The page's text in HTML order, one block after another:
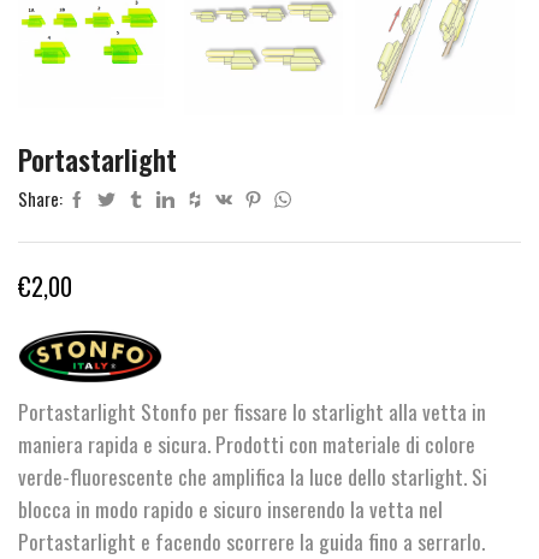
Portastarlight
Share:
€2,00
Portastarlight Stonfo per fissare lo starlight alla vetta in
maniera rapida e sicura. Prodotti con materiale di colore
verde-fluorescente che amplifica la luce dello starlight. Si
blocca in modo rapido e sicuro inserendo la vetta nel
Portastarlight e facendo scorrere la guida fino a serrarlo.